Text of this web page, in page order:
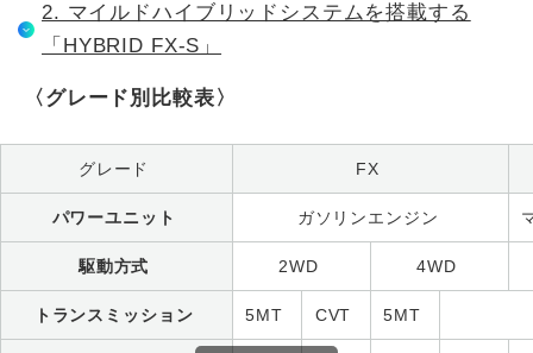
2. マイルドハイブリッドシステムを搭載する
「HYBRID FX-S」
〈グレード別比較表〉
グレード FX
パワーユニット ガソリンエンジン
駆動方式 2WD 4WD
トランスミッション 5MT CVT 5MT